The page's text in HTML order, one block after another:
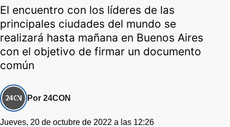
El encuentro con los líderes de las
principales ciudades del mundo se
realizará hasta mañana en Buenos Aires
con el objetivo de firmar un documento
común
Por 24CON
Jueves, 20 de octubre de 2022 a las 12:26